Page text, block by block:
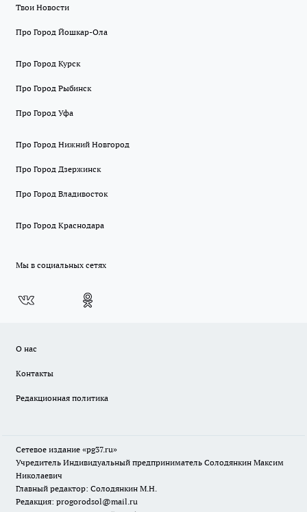
Твои Новости
Про Город Йошкар-Ола
Про Город Курск
Про Город Рыбинск
Про Город Уфа
Про Город Нижний Новгород
Про Город Дзержинск
Про Город Владивосток
Про Город Краснодара
Мы в социальных сетях
О нас
Контакты
Редакционная политика
Сетевое издание «pg37.ru»
Учредитель Индивидуальный предприниматель Солодянкин Максим
Николаевич
Главный редактор: Солодянкин М.Н.
Редакция: progorodsol@mail.ru